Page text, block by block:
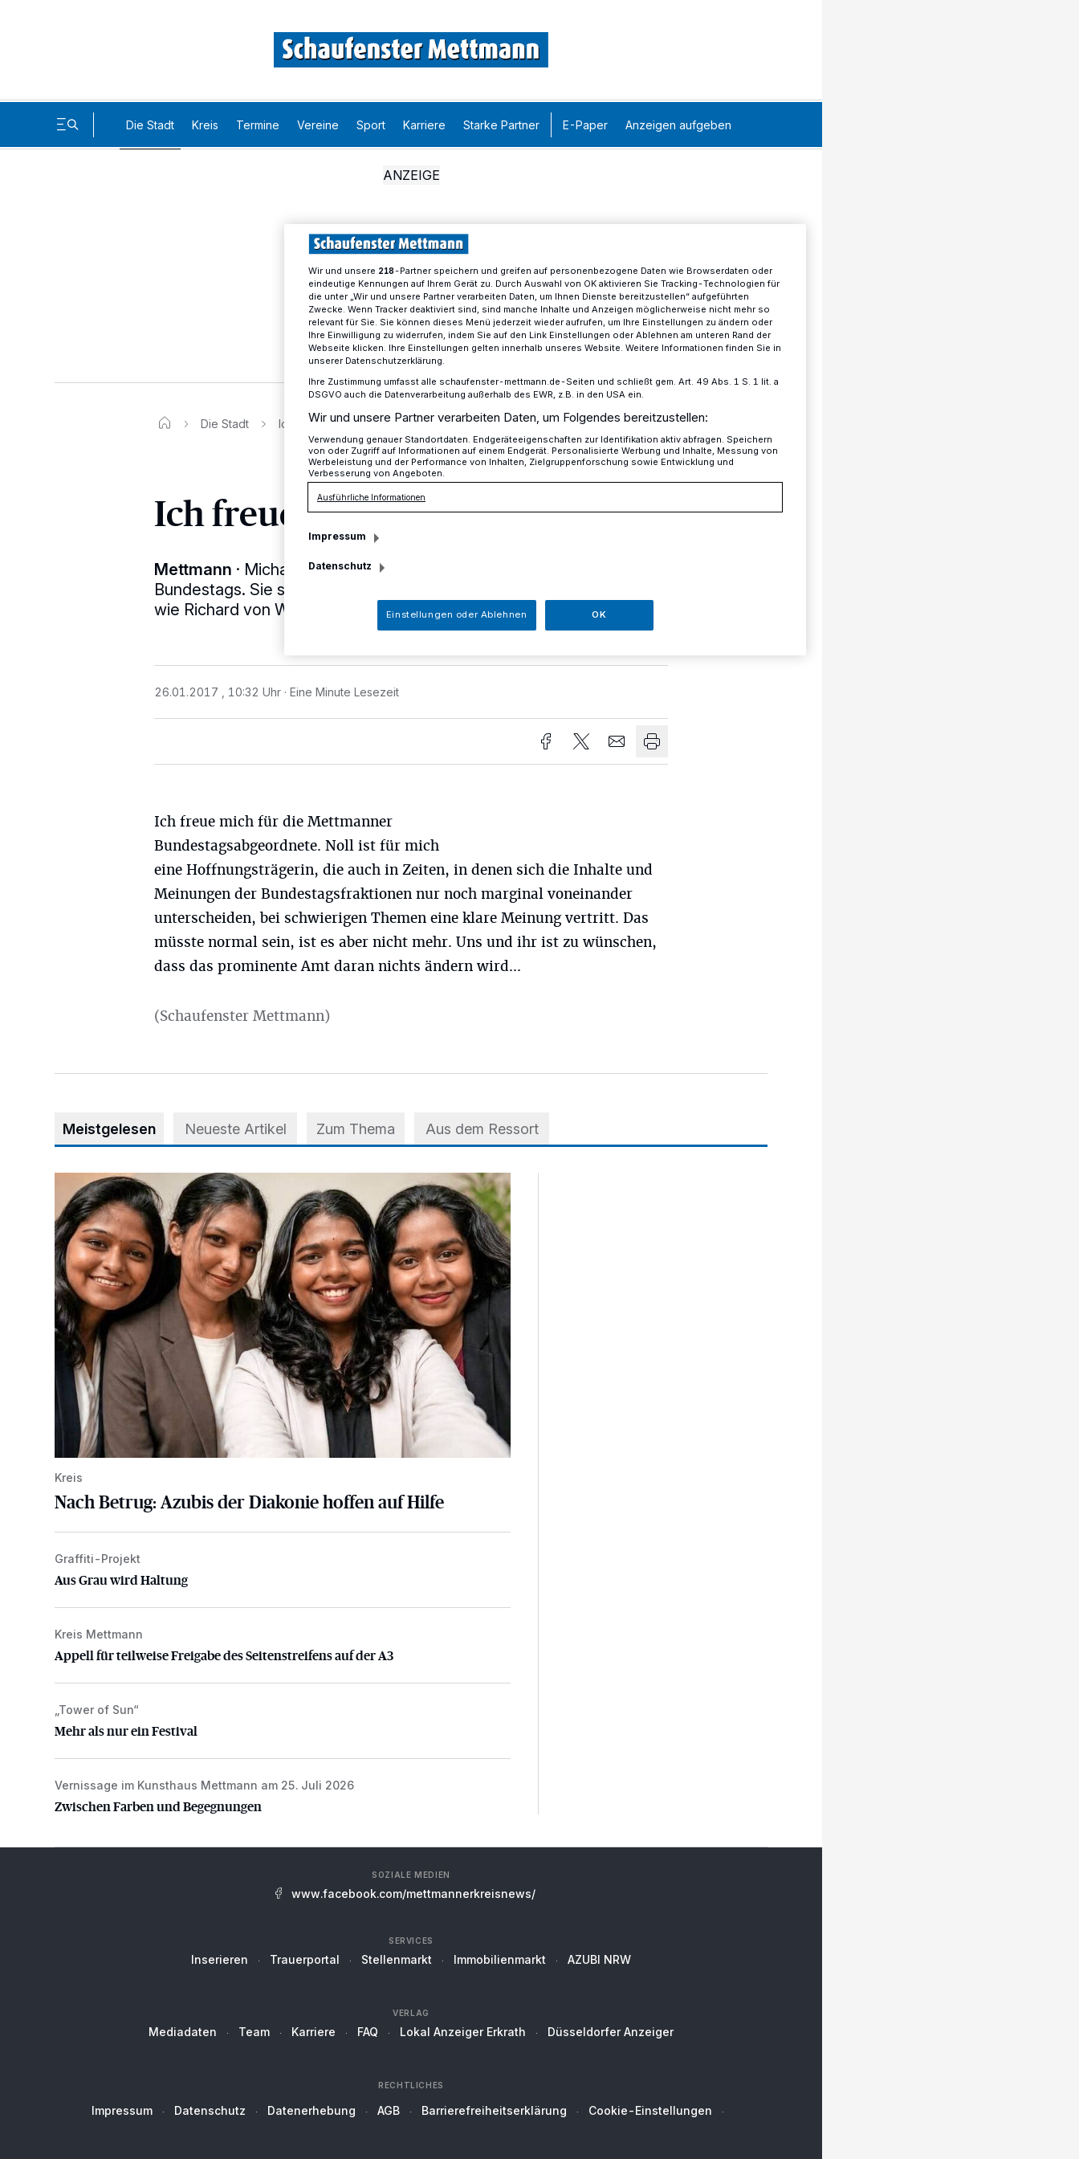
Die Stadt Kreis Termine Vereine Sport Karriere Starke Partner E-Paper Anzeigen aufgeben
Die Stadt Ich freue mich für Michaela Noll
Ich freue mich für Michaela Noll
Mettmann · Michaela Noll ist neue Vizepräsidentin des Deutschen
Bundestags. Sie steht damit in einer Reihe mit so prominenten Namen
wie Richard von Weizsäcker, Antje Vollmer oder Peter Hintze.
26.01.2017 , 10:32 Uhr Eine Minute Lesezeit
Ich freue mich für die Mettmanner
Bundestagsabgeordnete. Noll ist für mich
eine Hoffnungsträgerin, die auch in Zeiten, in denen sich die Inhalte und
Meinungen der Bundestagsfraktionen nur noch marginal voneinander
unterscheiden, bei schwierigen Themen eine klare Meinung vertritt. Das
müsste normal sein, ist es aber nicht mehr. Uns und ihr ist zu wünschen,
dass das prominente Amt daran nichts ändern wird...
(Schaufenster Mettmann)
Meistgelesen Neueste Artikel Zum Thema Aus dem Ressort
Nach Betrug: Azubis der Diakonie hoffen auf Hilfe
Kreis
Nach Betrug: Azubis der Diakonie hoffen auf Hilfe
Aus Grau wird Haltung
Graffiti-Projekt
Aus Grau wird Haltung
Appell für teilweise Freigabe des Seitenstreifens auf der A3
Kreis Mettmann
Appell für teilweise Freigabe des Seitenstreifens auf der A3
Mehr als nur ein Festival
„Tower of Sun“
Mehr als nur ein Festival
Zwischen Farben und Begegnungen
Vernissage im Kunsthaus Mettmann am 25. Juli 2026
Zwischen Farben und Begegnungen
SOZIALE MEDIEN
www.facebook.com/mettmannerkreisnews/
SERVICES
Inserieren Trauerportal Stellenmarkt Immobilienmarkt AZUBI NRW
VERLAG
Mediadaten Team Karriere FAQ Lokal Anzeiger Erkrath Düsseldorfer Anzeiger
RECHTLICHES
Impressum Datenschutz Datenerhebung AGB Barrierefreiheitserklärung Cookie-Einstellungen
Wir und unsere 218-Partner speichern und greifen auf personenbezogene Daten wie Browserdaten oder
eindeutige Kennungen auf Ihrem Gerät zu. Durch Auswahl von OK aktivieren Sie Tracking-Technologien für
die unter „Wir und unsere Partner verarbeiten Daten, um Ihnen Dienste bereitzustellen“ aufgeführten
Zwecke. Wenn Tracker deaktiviert sind, sind manche Inhalte und Anzeigen möglicherweise nicht mehr so
relevant für Sie. Sie können dieses Menü jederzeit wieder aufrufen, um Ihre Einstellungen zu ändern oder
Ihre Einwilligung zu widerrufen, indem Sie auf den Link Einstellungen oder Ablehnen am unteren Rand der
Webseite klicken. Ihre Einstellungen gelten innerhalb unseres Website. Weitere Informationen finden Sie in
unserer Datenschutzerklärung.
Ihre Zustimmung umfasst alle schaufenster-mettmann.de-Seiten und schließt gem. Art. 49 Abs. 1 S. 1 lit. a
DSGVO auch die Datenverarbeitung außerhalb des EWR, z.B. in den USA ein.
Wir und unsere Partner verarbeiten Daten, um Folgendes bereitzustellen:
Verwendung genauer Standortdaten. Endgeräteeigenschaften zur Identifikation aktiv abfragen. Speichern
von oder Zugriff auf Informationen auf einem Endgerät. Personalisierte Werbung und Inhalte, Messung von
Werbeleistung und der Performance von Inhalten, Zielgruppenforschung sowie Entwicklung und
Verbesserung von Angeboten.
Ausführliche Informationen
Impressum
Datenschutz
Einstellungen oder Ablehnen OK